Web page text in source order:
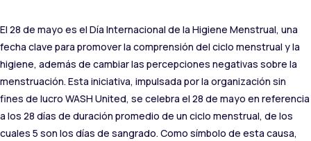
El 28 de mayo es el Día Internacional de la Higiene Menstrual, una
fecha clave para promover la comprensión del ciclo menstrual y la
higiene, además de cambiar las percepciones negativas sobre la
menstruación. Esta iniciativa, impulsada por la organización sin
fines de lucro WASH United, se celebra el 28 de mayo en referencia
a los 28 días de duración promedio de un ciclo menstrual, de los
cuales 5 son los días de sangrado. Como símbolo de esta causa,